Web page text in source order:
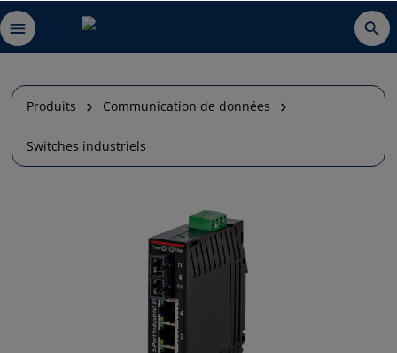
Produits Communication de données
Switches industriels